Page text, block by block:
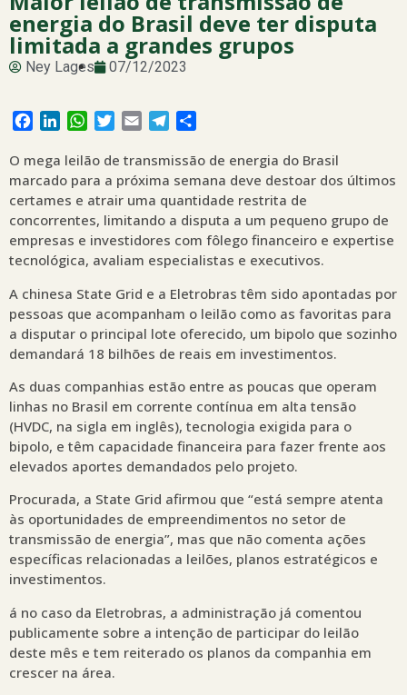
energia do Brasil deve ter disputa
limitada a grandes grupos
Ney Lages 07/12/2023
Facebook
LinkedInWhatsApp
Twitter
Email Telegram
O mega leilão de transmissão de energia do Brasil
marcado para a próxima semana deve destoar dos últimos
certames e atrair uma quantidade restrita de
concorrentes, limitando a disputa a um pequeno grupo de
empresas e investidores com fôlego financeiro e expertise
tecnológica, avaliam especialistas e executivos.
A chinesa State Grid e a Eletrobras têm sido apontadas por
pessoas que acompanham o leilão como as favoritas para
a disputar o principal lote oferecido, um bipolo que sozinho
demandará 18 bilhões de reais em investimentos.
As duas companhias estão entre as poucas que operam
linhas no Brasil em corrente contínua em alta tensão
(HVDC, na sigla em inglês), tecnologia exigida para o
bipolo, e têm capacidade financeira para fazer frente aos
elevados aportes demandados pelo projeto.
Procurada, a State Grid afirmou que “está sempre atenta
às oportunidades de empreendimentos no setor de
transmissão de energia”, mas que não comenta ações
específicas relacionadas a leilões, planos estratégicos e
investimentos.
á no caso da Eletrobras, a administração já comentou
publicamente sobre a intenção de participar do leilão
deste mês e tem reiterado os planos da companhia em
crescer na área.